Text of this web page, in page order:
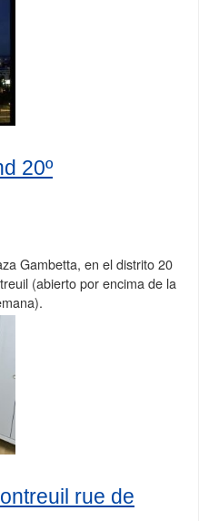
20º
Gambetta, en el distrito 20
(abierto por encima de la
rue de